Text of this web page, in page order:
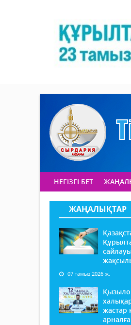
НЕГІЗГІ БЕТ
ЖАҢАЛЫҚТАР
07 тамыз 2026 ж.
жастар